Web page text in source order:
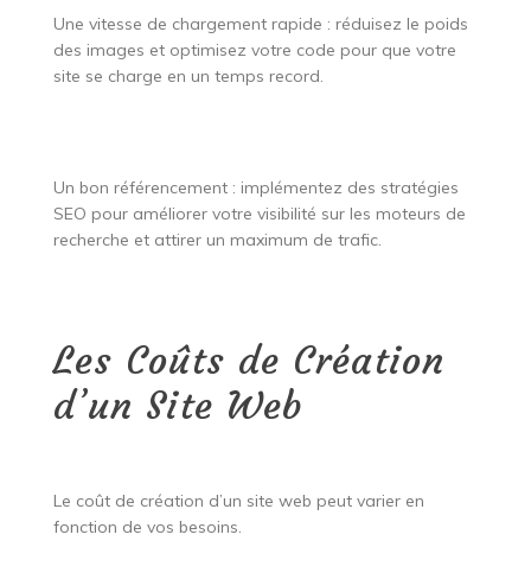
Une vitesse de chargement rapide : réduisez le poids
des images et optimisez votre code pour que votre
site se charge en un temps record.
Un bon référencement : implémentez des stratégies
SEO pour améliorer votre visibilité sur les moteurs de
recherche et attirer un maximum de trafic.
Les Coûts de Création
d’un Site Web
Le coût de création d’un site web peut varier en
fonction de vos besoins.